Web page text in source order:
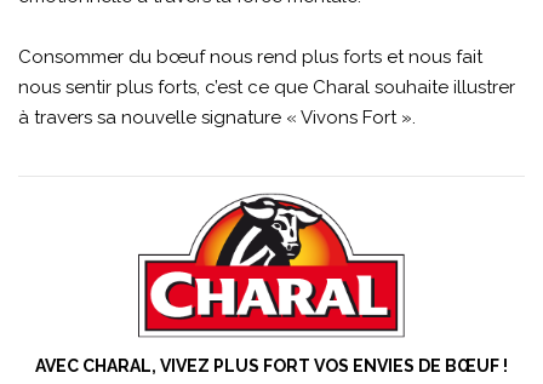
Consommer du bœuf nous rend plus forts et nous fait
nous sentir plus forts, c’est ce que Charal souhaite illustrer
à travers sa nouvelle signature « Vivons Fort ».
AVEC CHARAL, VIVEZ PLUS FORT VOS ENVIES DE BŒUF !